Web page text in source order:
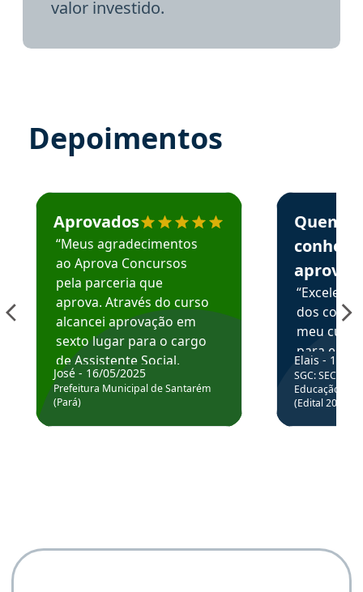
valor investido.
Depoimentos
Estudante José recomenda o Aprova Concursos em
Aprovados
“Meus agradecimentos
ao Aprova Concursos
pela parceria que
aprova. Através do curso
alcancei aprovação em
sexto lugar para o cargo
de Assistente Social.
Hoje estou atuando na
Prefeitura de Santarém.
José - 16/05/2025
Prefeitura Municipal de Santarém
(Pará)
Estudante
Quem
aprova
dos
meu
para
colocar
através
de
Elais - 15/
SGC: SEC BA
Educação
(Edital